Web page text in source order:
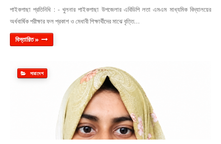
পাইকগাছা প্রতিনিধি : - খুলনার পাইকগাছা উপজেলার এবিডিপি লতা এমএম মাধ্যমিক বিদ্যালয়ের
অর্ধবার্ষিক পরীক্ষার ফল প্রকাশ ও মেধাবী শিক্ষার্থীদের মাঝে বৃত্তি…
বিস্তারিত »
সারাদেশ